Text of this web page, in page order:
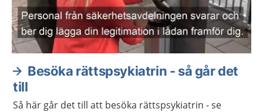
Besöka rättspsykiatrin - så går det
till
Så här går det till att besöka rättspsykiatrin - se